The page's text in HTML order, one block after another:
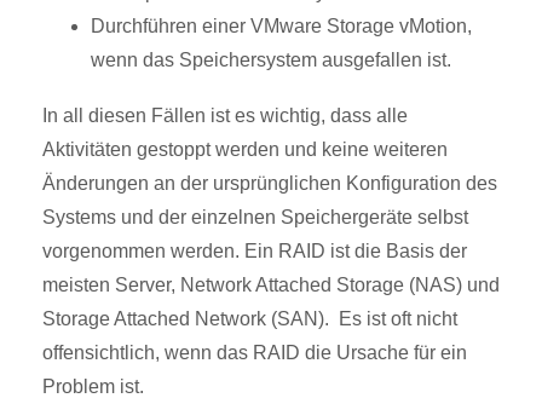
Durchführen einer VMware Storage vMotion,
wenn das Speichersystem ausgefallen ist.
In all diesen Fällen ist es wichtig, dass alle
Aktivitäten gestoppt werden und keine weiteren
Änderungen an der ursprünglichen Konfiguration des
Systems und der einzelnen Speichergeräte selbst
vorgenommen werden. Ein RAID ist die Basis der
meisten Server, Network Attached Storage (NAS) und
Storage Attached Network (SAN). Es ist oft nicht
offensichtlich, wenn das RAID die Ursache für ein
Problem ist.